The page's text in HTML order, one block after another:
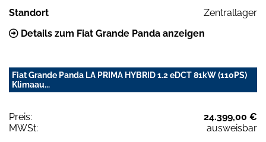
Standort
Zentrallager
Details zum Fiat Grande Panda anzeigen
Fiat Grande Panda LA PRIMA HYBRID 1.2 eDCT 81kW (110PS)
Klimaau...
Preis:
24.399,00 €
MWSt:
ausweisbar